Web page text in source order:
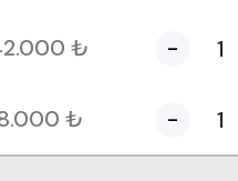
₺ -
₺ -